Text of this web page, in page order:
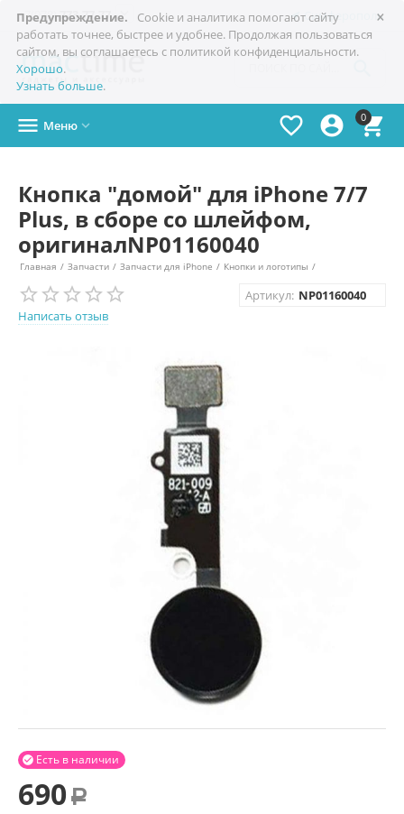
×
Предупреждение.
Cookie и аналитика помогают сайту
работать точнее, быстрее и удобнее. Продолжая пользоваться
сайтом, вы соглашаетесь с политикой конфиденциальности.
Хорошо.
Узнать больше.
Симферополь
+7(978)773-77-77 
0



 Меню 
Кнопка "домой" для iPhone 7/7
Plus, в сборе со шлейфом,
оригиналNP01160040
Главная / Запчасти / Запчасти для iPhone / Кнопки и логотипы /
Написать отзыв
Артикул: NP01160040
Есть в наличии

690 Р